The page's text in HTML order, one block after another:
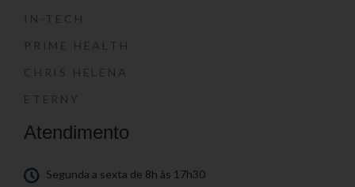
IN-TECH
PRIME HEALTH
CHRIS HELENA
ETERNY
Atendimento
Segunda a sexta de 8h às 17h30